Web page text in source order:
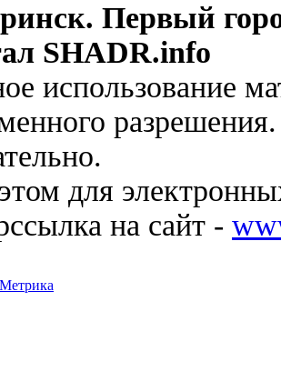
Первый
SHADR.info
использование
для
на сайт -